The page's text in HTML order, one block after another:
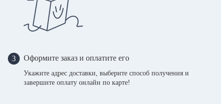
3 Оформите заказ и оплатите его
Укажите адрес доставки, выберите способ получения и
завершите оплату онлайн по карте!